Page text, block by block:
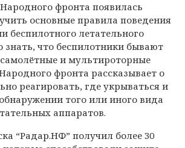
фронта появилась
основные правила поведения
беспилотного летательного
знать, что беспилотники бывают
и мультироторные
фронта рассказывает о
реагировать, где укрываться и
того или иного вида
аппаратов.
“Радар.НФ” получил более 30